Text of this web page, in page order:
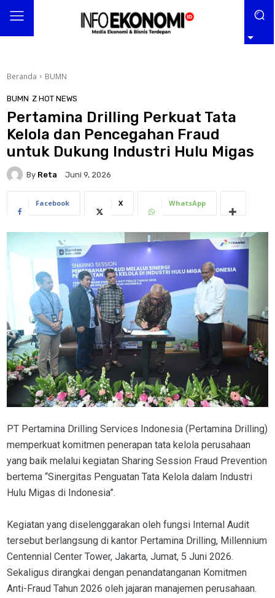
Beranda BUMN
BUMN Z HOT NEWS
Pertamina Drilling Perkuat Tata
Kelola dan Pencegahan Fraud
untuk Dukung Industri Hulu Migas
By Reta Juni 9, 2026
Facebook X WhatsApp
PT Pertamina Drilling Services Indonesia (Pertamina Drilling)
memperkuat komitmen penerapan tata kelola perusahaan
yang baik melalui kegiatan Sharing Session Fraud Prevention
bertema “Sinergitas Penguatan Tata Kelola dalam Industri
Hulu Migas di Indonesia”.
Kegiatan yang diselenggarakan oleh fungsi Internal Audit
tersebut berlangsung di kantor Pertamina Drilling, Millennium
Centennial Center Tower, Jakarta, Jumat, 5 Juni 2026.
Sekaligus dirangkai dengan penandatanganan Komitmen
Anti-Fraud Tahun 2026 oleh jajaran manajemen perusahaan.